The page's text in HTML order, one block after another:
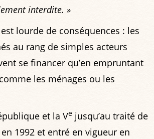
interdite. »
lourde de conséquences : les
au rang de simples acteurs
se financer qu’en empruntant
les ménages ou les
et la Ve jusqu’au traité de
1992 et entré en vigueur en